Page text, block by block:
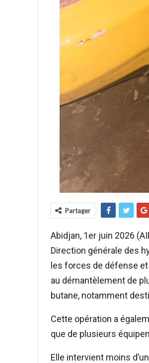
Partager
Abidjan, 1er juin 2026
Direction générale des
les forces de défense et
au démantèlement de
butane, notamment
Cette opération a
que de plusieurs
Elle intervient moins